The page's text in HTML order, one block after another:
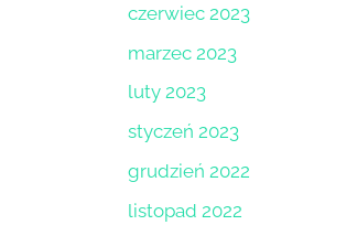
czerwiec 2023
marzec 2023
luty 2023
styczeń 2023
grudzień 2022
listopad 2022